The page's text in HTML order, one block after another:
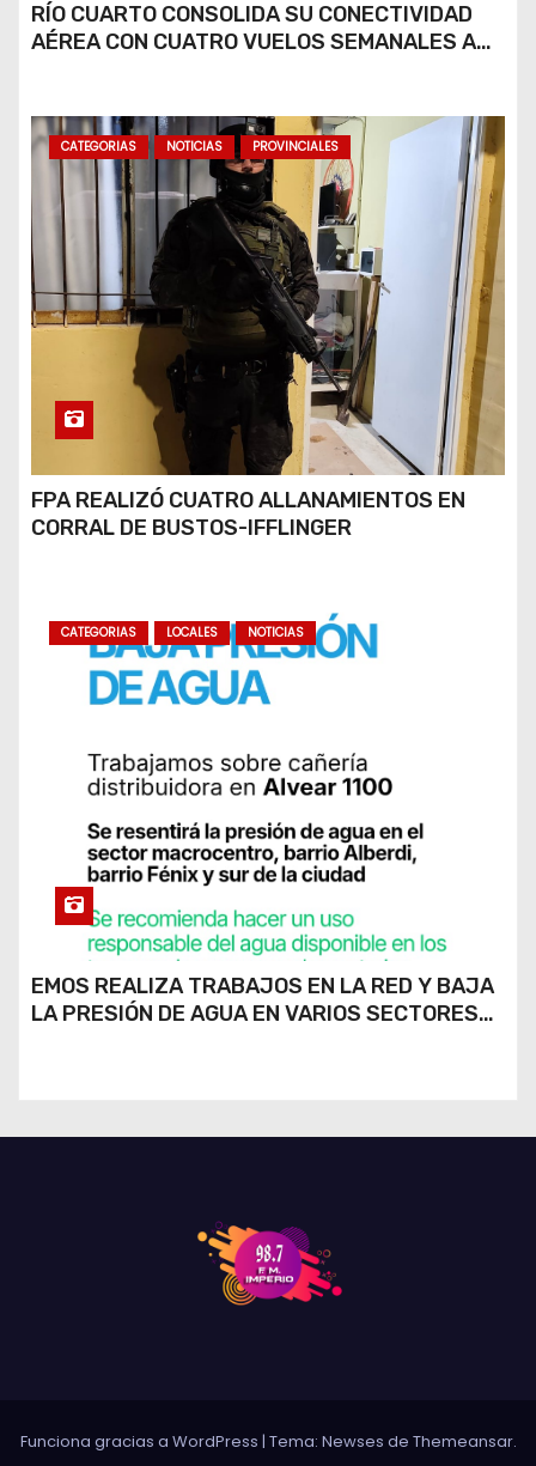
RÍO CUARTO CONSOLIDA SU CONECTIVIDAD
AÉREA CON CUATRO VUELOS SEMANALES A
CATEGORIAS NOTICIAS PROVINCIALES
FPA REALIZÓ CUATRO ALLANAMIENTOS EN
CORRAL DE BUSTOS-IFFLINGER
CATEGORIAS LOCALES NOTICIAS
EMOS REALIZA TRABAJOS EN LA RED Y BAJA
LA PRESIÓN DE AGUA EN VARIOS SECTORES
Funciona gracias a WordPress | Tema: Newses de Themeansar.